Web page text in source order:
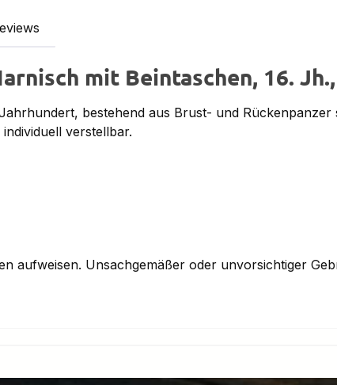
mit Beintaschen, 16.
bestehend aus Brust- und
verstellbar.
aufweisen. Unsachgemäßer oder unvorsichtiger